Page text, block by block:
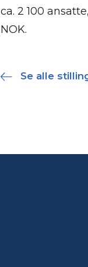
ca. 2 100
NOK.
Se alle